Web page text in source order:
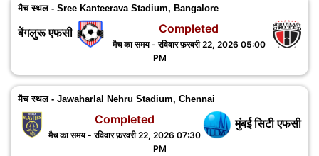
मैच स्थल - Sree Kanteerava Stadium, Bangalore
बेंगलुरू एफसी Completed
मैच का समय - रविवार फ़रवरी 22, 2026 05:00
PM
मैच स्थल - Jawaharlal Nehru Stadium, Chennai
मुंबई सिटी एफसी
Completed
मैच का समय - रविवार फ़रवरी 22, 2026 07:30
PM